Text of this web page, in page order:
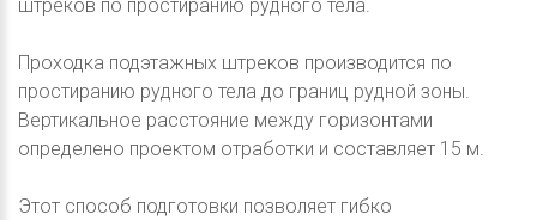
штреков по простиранию рудного тела.
Проходка подэтажных штреков производится по
простиранию рудного тела до границ рудной зоны.
Вертикальное расстояние между горизонтами
определено проектом отработки и составляет 15 м.
Этот способ подготовки позволяет гибко